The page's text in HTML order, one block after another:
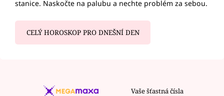
stanice. Naskočte na palubu a nechte problém za sebou.
CELÝ HOROSKOP PRO DNEŠNÍ DEN
Vaše šťastná čísla